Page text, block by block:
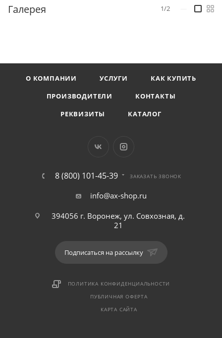
Галерея 1/2
О КОМПАНИИ УСЛУГИ
КАК КУПИТЬ
ПРОИЗВОДИТЕЛИ
КОНТАКТЫ
РЕКВИЗИТЫ
КАТАЛОГ
8 (800) 101-45-39 ЗАКАЗАТЬ ЗВОНОК
info@ax-shop.ru
394056 г. Воронеж, ул. Совхозная, д.
21
Подписаться на рассылку
ПОЛИТИКА КОНФИДЕНЦИАЛЬНОСТИ
ПУБЛИЧНАЯ ОФЕРТА
КАРТА САЙТА